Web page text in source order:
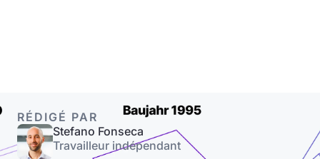
RÉDIGÉ PAR
Stefano Fonseca
Travailleur indépendant